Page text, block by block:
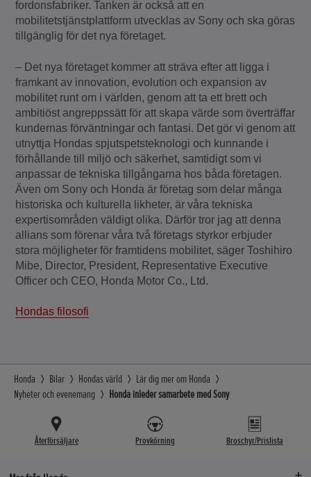
fordonsfabriker. Tanken är också att en
mobilitetstjänstplattform utvecklas av Sony och ska göras
tillgänglig för det nya företaget.
– Det nya företaget kommer att sträva efter att ligga i
framkant av innovation, evolution och expansion av
mobilitet runt om i världen, genom att ta ett brett och
ambitiöst angreppssätt för att skapa värde som överträffar
kundernas förväntningar och fantasi. Det gör vi genom att
utnyttja Hondas spjutspetsteknologi och kunnande i
förhållande till miljö och säkerhet, samtidigt som vi
anpassar de tekniska tillgångarna hos båda företagen.
Även om Sony och Honda är företag som delar många
historiska och kulturella likheter, är våra tekniska
expertisområden väldigt olika. Därför tror jag att denna
allians som förenar våra två företags styrkor erbjuder
stora möjligheter för framtidens mobilitet, säger Toshihiro
Mibe, Director, President, Representative Executive
Officer och CEO, Honda Motor Co., Ltd.
Hondas filosofi
Honda Bilar Hondas värld
Lär dig mer om Honda
Nyheter och evenemang
Honda inleder samarbete med Sony
Återförsäljare Provkörning Broschyr/Prislista